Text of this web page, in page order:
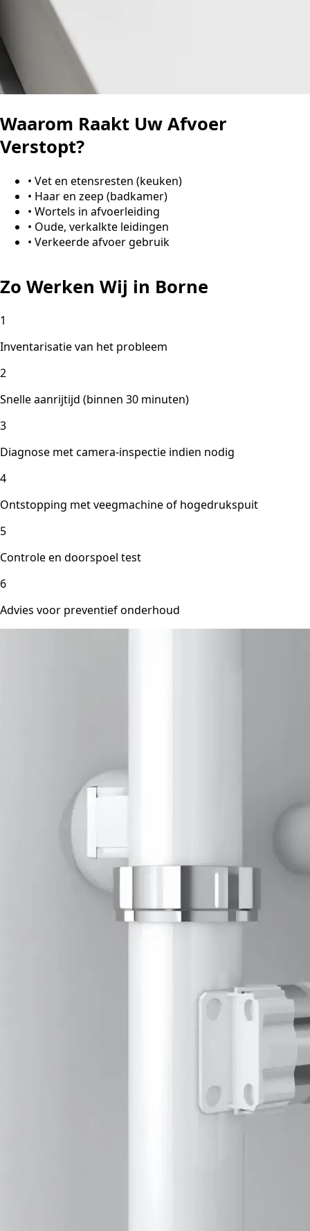
Waarom Raakt Uw Afvoer
Verstopt?
• Vet en etensresten (keuken)
• Haar en zeep (badkamer)
• Wortels in afvoerleiding
• Oude, verkalkte leidingen
• Verkeerde afvoer gebruik
Zo Werken Wij in Borne
1
Inventarisatie van het probleem
2
Snelle aanrijtijd (binnen 30 minuten)
3
Diagnose met camera-inspectie indien nodig
4
Ontstopping met veegmachine of hogedrukspuit
5
Controle en doorspoel test
6
Advies voor preventief onderhoud